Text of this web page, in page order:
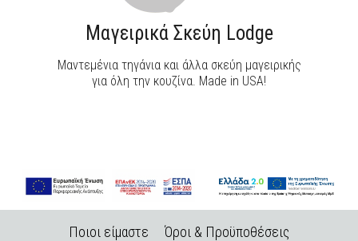
Μαγειρικά Σκεύη Lodge
Μαντεμένια τηγάνια και άλλα σκεύη μαγειρικής
για όλη την κουζίνα. Made in USA!
Ποιοι είμαστε
Όροι & Προϋποθέσεις